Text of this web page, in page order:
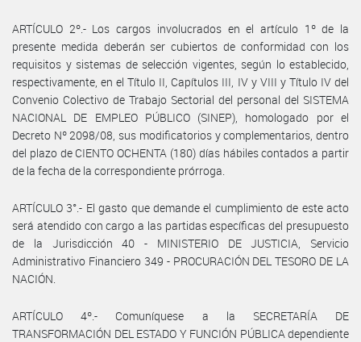
ARTÍCULO 2º.- Los cargos involucrados en el artículo 1º de la
presente medida deberán ser cubiertos de conformidad con los
requisitos y sistemas de selección vigentes, según lo establecido,
respectivamente, en el Título II, Capítulos III, IV y VIII y Título IV del
Convenio Colectivo de Trabajo Sectorial del personal del SISTEMA
NACIONAL DE EMPLEO PÚBLICO (SINEP), homologado por el
Decreto Nº 2098/08, sus modificatorios y complementarios, dentro
del plazo de CIENTO OCHENTA (180) días hábiles contados a partir
de la fecha de la correspondiente prórroga.
ARTÍCULO 3°.- El gasto que demande el cumplimiento de este acto
será atendido con cargo a las partidas específicas del presupuesto
de la Jurisdicción 40 - MINISTERIO DE JUSTICIA, Servicio
Administrativo Financiero 349 - PROCURACIÓN DEL TESORO DE LA
NACIÓN.
ARTÍCULO 4º.- Comuníquese a la SECRETARÍA DE
TRANSFORMACIÓN DEL ESTADO Y FUNCIÓN PÚBLICA dependiente